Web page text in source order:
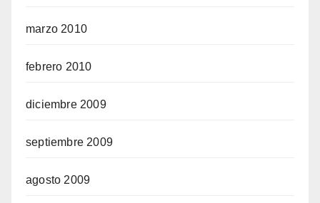
marzo 2010
febrero 2010
diciembre 2009
septiembre 2009
agosto 2009